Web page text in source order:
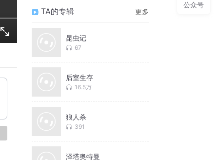
TA的专辑 更多
昆虫记
67
后室生存
16.5万
狼人杀
391
泽塔奥特曼
公众号